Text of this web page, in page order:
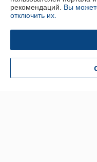
Сайт создан на
Информация для
рекомендаций. Вы
отключить их.